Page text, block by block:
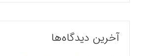
آخرین دیدگاه‌ها